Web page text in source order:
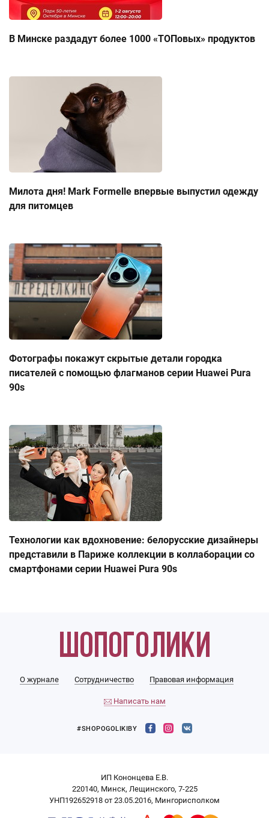
В Минске раздадут более 1000 «ТОПовых» продуктов
Милота дня! Mark Formelle впервые выпустил одежду
для питомцев
Фотографы покажут скрытые детали городка
писателей с помощью флагманов серии Huawei Pura
90s
Технологии как вдохновение: белорусские дизайнеры
представили в Париже коллекции в коллаборации со
смартфонами серии Huawei Pura 90s
О журнале Сотрудничество Правовая информация
Написать нам
#SHOPOGOLIKIBY
ИП Кононцева Е.В.
220140, Минск, Лещинского, 7-225
УНП192652918 от 23.05.2016, Мингорисполком